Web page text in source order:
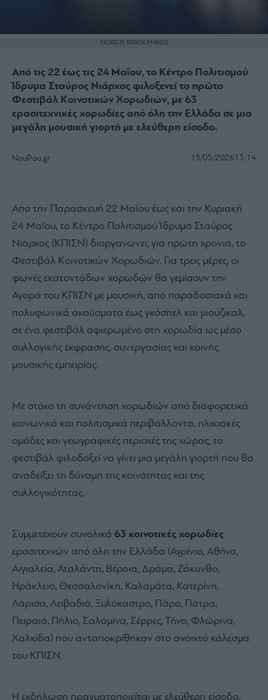
YIORGIS YEROLYMBOS
Από τις 22 έως τις 24 Μαΐου, το Κέντρο Πολιτισμού
Ίδρυμα Σταύρος Νιάρχος φιλοξενεί το πρώτο
Φεστιβάλ Κοινοτικών Χορωδιών, με 63
ερασιτεχνικές χορωδίες από όλη την Ελλάδα σε μια
μεγάλη μουσική γιορτή με ελεύθερη είσοδο.
NouPou.gr 15/05/202613:14
Από την Παρασκευή 22 Μαΐου έως και την Κυριακή
24 Μαΐου, το Κέντρο Πολιτισμού Ίδρυμα Σταύρος
Νιάρχος (ΚΠΙΣΝ) διοργανώνει, για πρώτη χρονιά, το
Φεστιβάλ Κοινοτικών Χορωδιών. Για τρεις μέρες, οι
φωνές εκατοντάδων χορωδών θα γεμίσουν την
Αγορά του ΚΠΙΣΝ με μουσική, από παραδοσιακά και
πολυφωνικά ακούσματα έως γκόσπελ και μιούζικαλ,
σε ένα φεστιβάλ αφιερωμένο στη χορωδία ως μέσο
συλλογικής έκφρασης, συνεργασίας και κοινής
μουσικής εμπειρίας.
Mε στόχο τη συνάντηση χορωδιών από διαφορετικά
κοινωνικά και πολιτισμικά περιβάλλοντα, ηλικιακές
ομάδες και γεωγραφικές περιοχές της χώρας, το
φεστιβάλ φιλοδοξεί να γίνει μια μεγάλη γιορτή που θα
αναδείξει τη δύναμη της κοινότητας και της
συλλογικότητας.
Συμμετέχουν συνολικά 63 κοινοτικές χορωδίες
ερασιτεχνών από όλη την Ελλάδα (Αγρίνιο, Αθήνα,
Αιγιαλεία, Αταλάντη, Βέροια, Δράμα, Ζάκυνθο,
Ηράκλειο, Θεσσαλονίκη, Καλαμάτα, Κατερίνη,
Λάρισα, Λειβαδιά, Ξυλόκαστρο, Πάρο, Πάτρα,
Πειραιά, Πήλιο, Σαλαμίνα, Σέρρες, Τήνο, Φλώρινα,
Χαλκίδα) που ανταποκρίθηκαν στο ανοιχτό κάλεσμα
του ΚΠΙΣΝ.
H εκδήλωση πραγματοποιείται με ελεύθερη είσοδο.